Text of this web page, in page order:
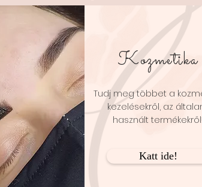
Kozmetika
Tudj meg többet a
kezelésekről, az
használt termékekről!
Katt ide!